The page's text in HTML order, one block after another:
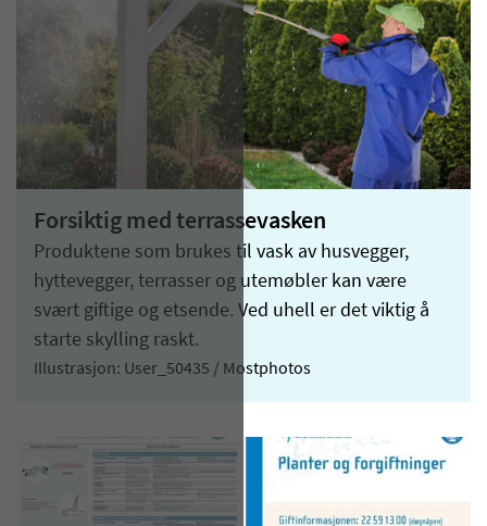
Forsiktig med terrassevasken
Produktene som brukes til vask av husvegger,
hyttevegger, terrasser og utemøbler kan være
svært giftige og etsende. Ved uhell er det viktig å
starte skylling raskt.
Illustrasjon: User_50435 / Mostphotos